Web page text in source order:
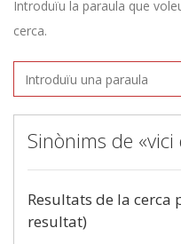
Introduïu la paraula que
cerca.
Sinònims de «vici
Resultats de la cerca
resultat)